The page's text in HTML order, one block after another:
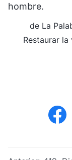
hombre.
de La
Restaurar